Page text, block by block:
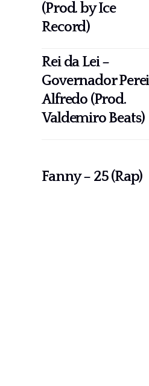
(Prod. by Ice
Record)
Rei da Lei –
Governador
Alfredo (Prod.
Valdemiro Beats)
Fanny – 25 (Rap)